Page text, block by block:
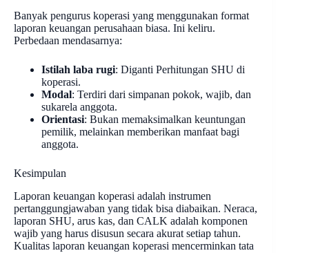
Banyak pengurus koperasi yang menggunakan format
laporan keuangan perusahaan biasa. Ini keliru.
Perbedaan mendasarnya:
Istilah laba rugi: Diganti Perhitungan SHU di
koperasi.
Modal: Terdiri dari simpanan pokok, wajib, dan
sukarela anggota.
Orientasi: Bukan memaksimalkan keuntungan
pemilik, melainkan memberikan manfaat bagi
anggota.
Kesimpulan
Laporan keuangan koperasi adalah instrumen
pertanggungjawaban yang tidak bisa diabaikan. Neraca,
laporan SHU, arus kas, dan CALK adalah komponen
wajib yang harus disusun secara akurat setiap tahun.
Kualitas laporan keuangan koperasi mencerminkan tata